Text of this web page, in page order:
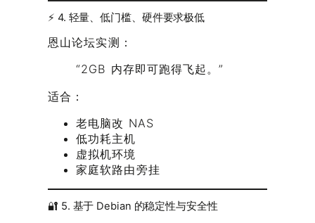
⚡ 4. 轻量、低门槛、硬件要求极低
恩山论坛实测：
“2GB 内存即可跑得飞起。”
适合：
老电脑改 NAS
低功耗主机
虚拟机环境
家庭软路由旁挂
🔐 5. 基于 Debian 的稳定性与安全性